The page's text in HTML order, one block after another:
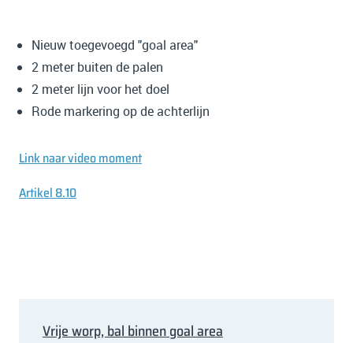
Nieuw toegevoegd "goal area"
2 meter buiten de palen
2 meter lijn voor het doel
Rode markering op de achterlijn
Link naar video moment
Artikel 8.10
Vrije worp, bal binnen goal area